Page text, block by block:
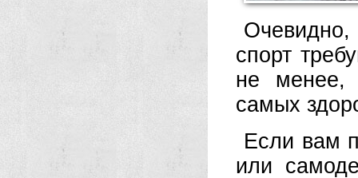
спорт
не менее,
самых
Если вам
или